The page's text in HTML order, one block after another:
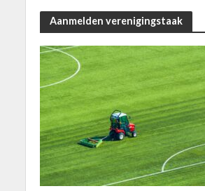
Aanmelden verenigingstaak